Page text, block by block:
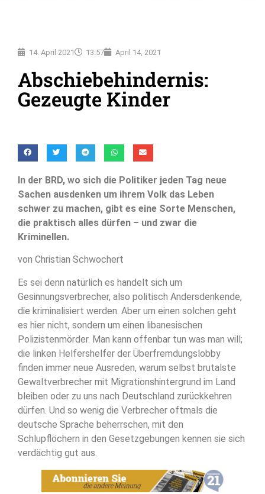
14. April 2021 13:57 April 14, 2021
Abschiebehindernis:
Gezeugte Kinder
In der BRD, wo sich die Politiker jeden Tag neue
Sachen ausdenken um ihrem Volk das Leben
schwer zu machen, gibt es eine Sorte Menschen,
die praktisch alles dürfen – und zwar die
Kriminellen.
von Christian Schwochert
Es sei denn natürlich es handelt sich um
Gesinnungsverbrecher, also politisch Andersdenkende,
die kriminalisiert werden. Aber um einen solchen geht
es hier nicht, sondern um einen libanesischen
Polizistenmörder. Man kann offenbar tun was man will;
die linken Helfershelfer der Überfremdungslobby
finden immer neue Ausreden, warum selbst brutalste
Gewaltverbrecher mit Migrationshintergrund im Land
bleiben oder zu uns nach Deutschland zurückkehren
dürfen. Und so wenig die Verbrecher oftmals die
deutsche Sprache beherrschen, mit den
Schlupflöchern in den Gesetzgebungen kennen sie sich
verdächtig gut aus.